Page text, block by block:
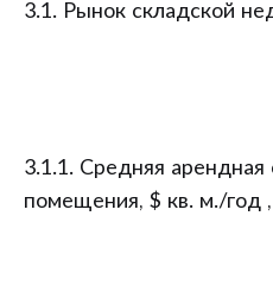
3.1. Рынок складской
3.1.1. Средняя арендная
помещения, $ кв. м./год ,